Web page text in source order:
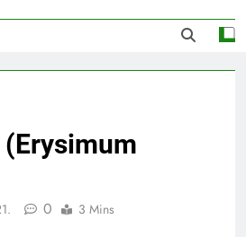
Kertészeti
Magazin |
És
0 3 Mins